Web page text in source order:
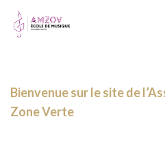
Bienvenue sur le site de
Zone Verte